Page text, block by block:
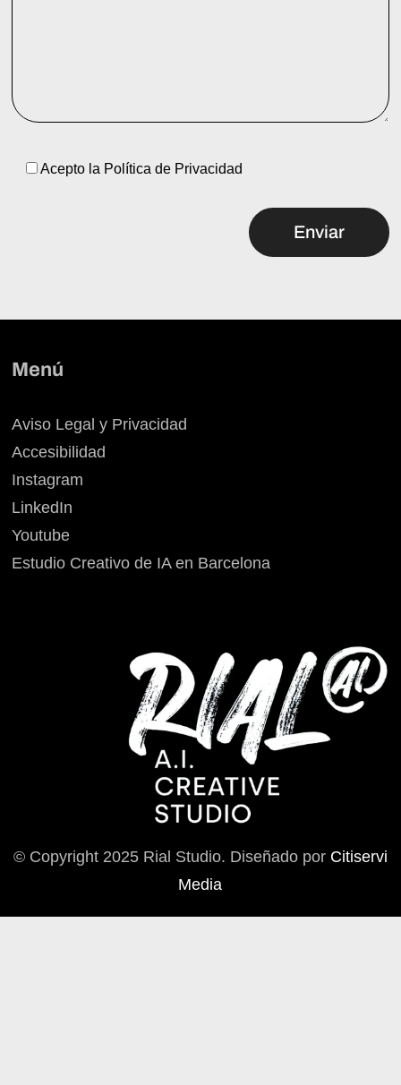
Acepto la Política de Privacidad
Menú
Aviso Legal y Privacidad
Accesibilidad
Instagram
LinkedIn
Youtube
Estudio Creativo de IA en Barcelona
© Copyright 2025 Rial Studio. Diseñado por Citiservi
Media